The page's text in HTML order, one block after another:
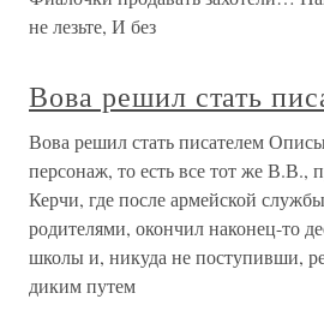
не лезьте, И без
Вова решил стать
Вова решил стать писателем
персонаж, то есть все тот же В.В.,
Керчи, где после армейской
родителями, окончил наконец-то
школы и, никуда не поступивши,
диким путем